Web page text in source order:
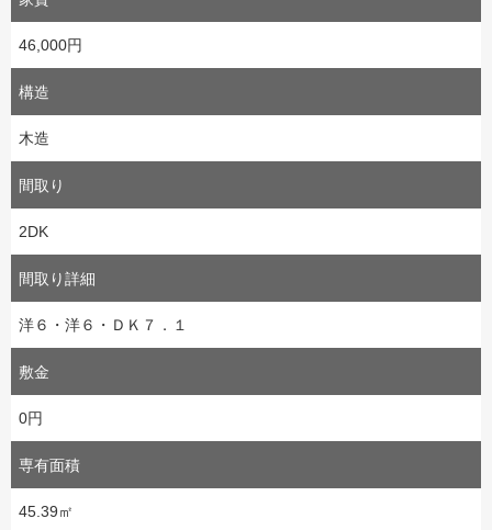
46,000円
構造
木造
間取り
2DK
間取り詳細
洋６・洋６・ＤＫ７．１
敷金
0円
専有面積
45.39㎡